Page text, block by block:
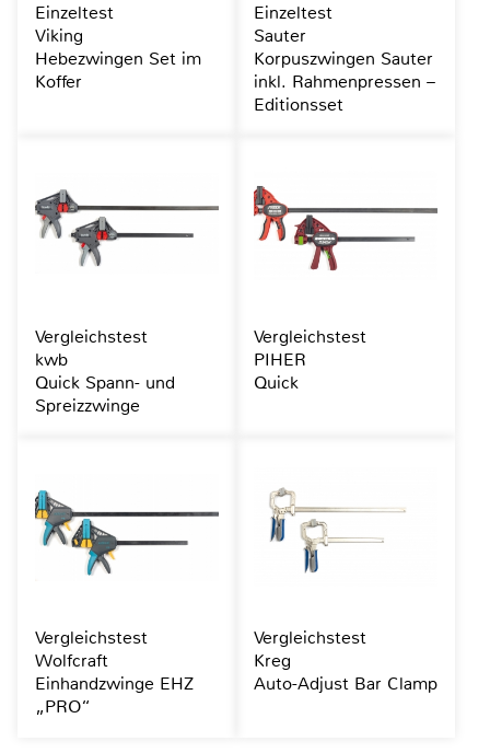
Einzeltest
Viking
Hebezwingen Set im
Koffer
Einzeltest
Sauter
Korpuszwingen Sauter
inkl. Rahmenpressen –
Editionsset
Vergleichstest
kwb
Quick Spann- und
Spreizzwinge
Vergleichstest
PIHER
Quick
Vergleichstest
Wolfcraft
Einhandzwinge EHZ
„PRO“
Vergleichstest
Kreg
Auto-Adjust Bar Clamp